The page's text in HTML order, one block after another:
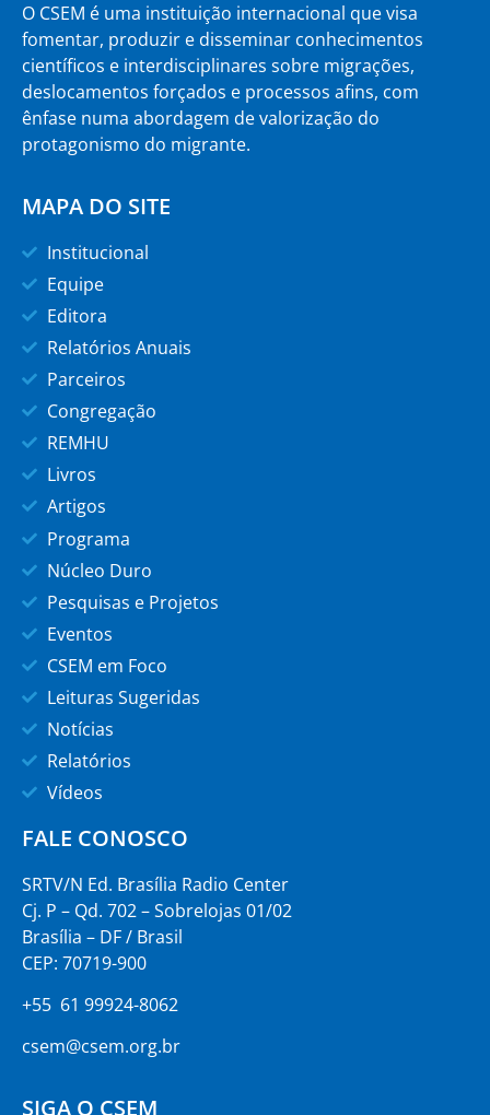
O CSEM é uma instituição internacional que visa
fomentar, produzir e disseminar conhecimentos
científicos e interdisciplinares sobre migrações,
deslocamentos forçados e processos afins, com
ênfase numa abordagem de valorização do
protagonismo do migrante.
MAPA DO SITE
Institucional
Equipe
Editora
Relatórios Anuais
Parceiros
Congregação
REMHU
Livros
Artigos
Programa
Núcleo Duro
Pesquisas e Projetos
Eventos
CSEM em Foco
Leituras Sugeridas
Notícias
Relatórios
Vídeos
FALE CONOSCO
SRTV/N Ed. Brasília Radio Center
Cj. P – Qd. 702 – Sobrelojas 01/02
Brasília – DF / Brasil
CEP: 70719-900
+55 61 99924-8062
csem@csem.org.br
SIGA O CSEM